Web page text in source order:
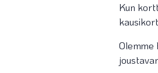
Kun
Olemme